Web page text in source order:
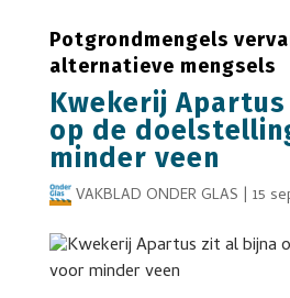
Potgrondmengels
alternatieve mengsels
Kwekerij
op de
minder veen
VAKBLAD ONDER GLAS | 15